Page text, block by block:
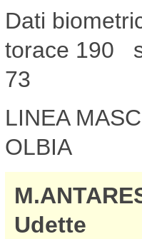
Dati
torace 190
73
LINEA
OLBIA
Udette